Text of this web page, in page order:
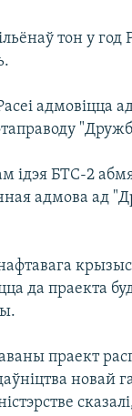
тон у год
адмовіцца
ідэя БТС-2
адмова ад
да праекта
праект
новай